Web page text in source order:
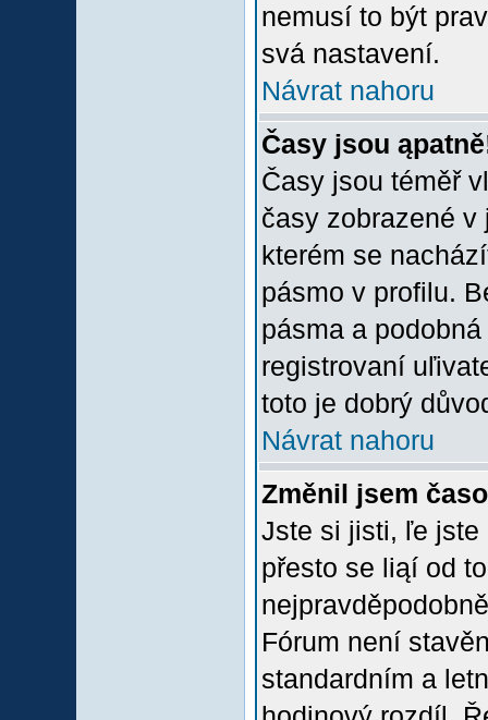
nemusí to být
svá nastavení.
Návrat nahoru
Časy jsou
Časy jsou téměř
časy zobrazené
kterém se
pásmo v profilu.
pásma a
registrovaní
toto je dobrý
Návrat nahoru
Změnil jsem
Jste si jisti, ľe jste
přesto se liąí od
Fórum není
standardním a